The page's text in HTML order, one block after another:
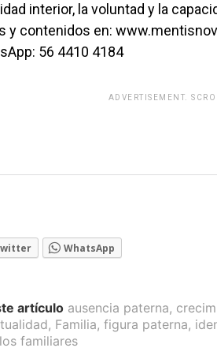
interior, la voluntad y la
y contenidos en:
56 4410 4184
ADVERTISEMENT.
WhatsApp
artículo ausencia paterna,
, Familia, figura paterna,
familiares